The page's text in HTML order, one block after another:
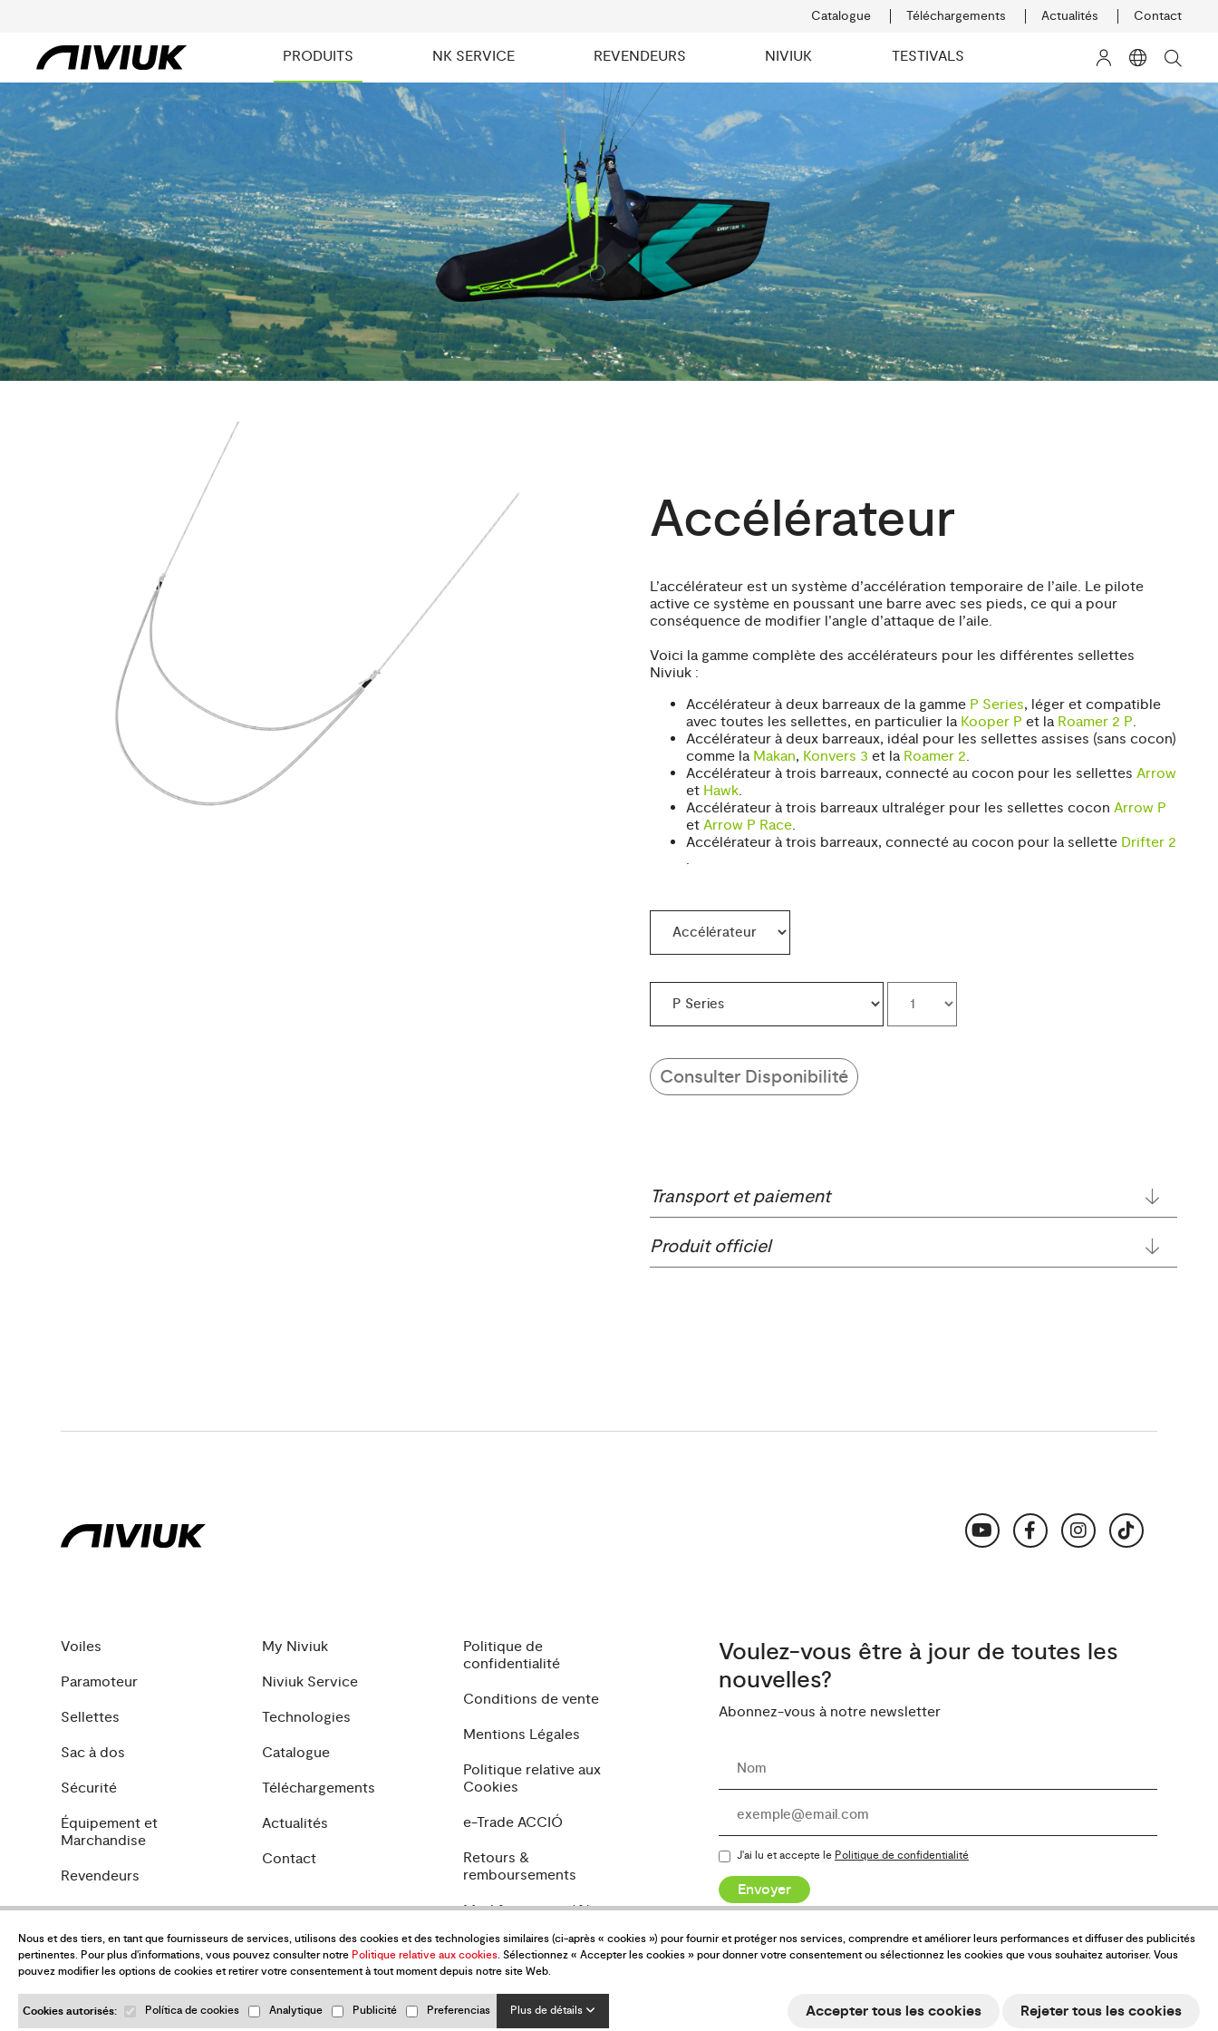
Catalogue Téléchargements Actualités Contact
PRODUITS NK SERVICE REVENDEURS NIVIUK TESTIVALS
Accélérateur
L’accélérateur est un système d’accélération temporaire de l’aile. Le pilote
active ce système en poussant une barre avec ses pieds, ce qui a pour
conséquence de modifier l’angle d’attaque de l’aile.
Voici la gamme complète des accélérateurs pour les différentes sellettes
Niviuk :
Accélérateur à deux barreaux de la gamme P Series, léger et compatible
avec toutes les sellettes, en particulier la Kooper P et la Roamer 2 P.
Accélérateur à deux barreaux, idéal pour les sellettes assises (sans cocon)
comme la Makan, Konvers 3 et la Roamer 2.
Accélérateur à trois barreaux, connecté au cocon pour les sellettes Arrow
et Hawk.
Accélérateur à trois barreaux ultraléger pour les sellettes cocon Arrow P
et Arrow P Race.
Accélérateur à trois barreaux, connecté au cocon pour la sellette Drifter 2
.
Consulter Disponibilité
Transport et paiement
Produit officiel
Voiles
Paramoteur
Sellettes
Sac à dos
Sécurité
Équipement et
Marchandise
Revendeurs
My Niviuk
Niviuk Service
Technologies
Catalogue
Téléchargements
Actualités
Contact
Politique de
confidentialité
Conditions de vente
Mentions Légales
Politique relative aux
Cookies
e-Trade ACCIÓ
Retours &
remboursements
Modifier mes préférences
Voulez-vous être à jour de toutes les
nouvelles?
Abonnez-vous à notre newsletter
J'ai lu et accepte le Politique de confidentialité
Envoyer
Nous et des tiers, en tant que fournisseurs de services, utilisons des cookies et des technologies similaires (ci-après « cookies ») pour fournir et protéger nos services, comprendre et améliorer leurs performances et diffuser des publicités
pertinentes. Pour plus d'informations, vous pouvez consulter notre Politique relative aux cookies. Sélectionnez « Accepter les cookies » pour donner votre consentement ou sélectionnez les cookies que vous souhaitez autoriser. Vous
pouvez modifier les options de cookies et retirer votre consentement à tout moment depuis notre site Web.
Cookies autorisés: Política de cookies Analytique Publicité Preferencias Plus de détails Accepter tous les cookies Rejeter tous les cookies